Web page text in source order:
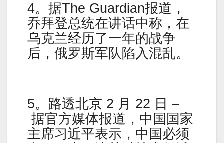
4。据The Guardian报道，
乔拜登总统在讲话中称，在
乌克兰经历了一年的战争
后，俄罗斯军队陷入混乱。
5。路透北京 2 月 22 日 –
据官方媒体报道，中国国家
主席习近平表示，中国必须